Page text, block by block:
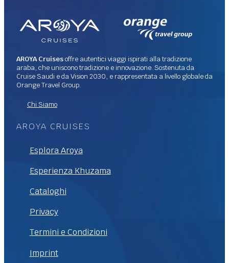
AROYA Cruisesoffre autentici viaggi ispirati alla tradizione
araba, che uniscono tradizione e innovazione. Sostenuta da
Cruise Saudi e da Vision 2030, e rappresentata a livello globale da
Orange Travel Group.
Chi Siamo
AROYA CRUISES
Esplora Aroya
Esperienza Khuzama
Cataloghi
Privacy
Termini e Condizioni
Imprint